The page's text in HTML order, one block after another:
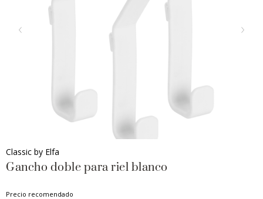
Classic by Elfa
Gancho doble para riel blanco
Precio recomendado